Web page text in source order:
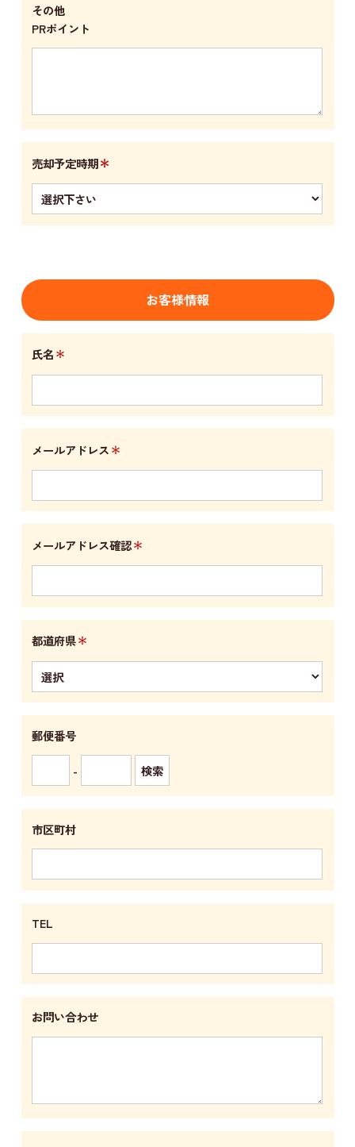
その他
PRポイント
売却予定時期＊
お客様情報
氏名＊
メールアドレス＊
メールアドレス確認＊
都道府県＊
郵便番号
-
市区町村
TEL
お問い合わせ